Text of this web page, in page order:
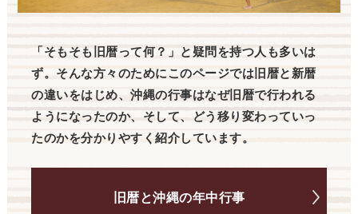
「そもそも旧暦って何？」と疑問を持つ人も多いは
ず。そんな方々のためにこのページでは旧暦と新暦
の違いをはじめ、沖縄の行事はなぜ旧暦で行われる
ようになったのか、そして、どう移り変わっていっ
たのかを分かりやすく紹介しています。
旧暦と沖縄の年中行事